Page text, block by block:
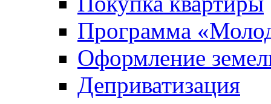
Программа
Оформление
Деприватизация